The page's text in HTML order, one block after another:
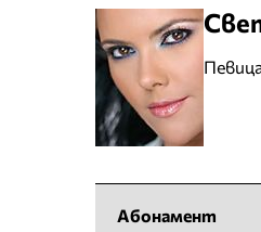
Абонамент